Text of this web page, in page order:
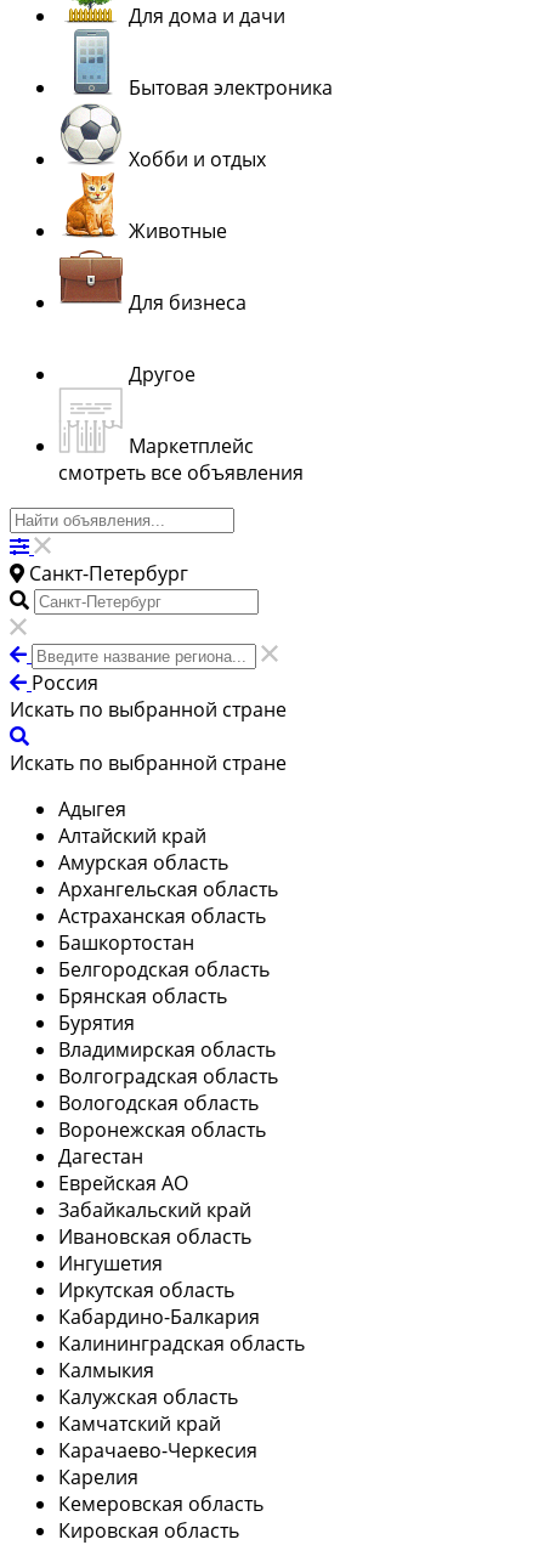
Для дома и дачи
Бытовая электроника
Хобби и отдых
Животные
Для бизнеса
Другое
Маркетплейс
смотреть все объявления
Санкт-Петербург
Россия
Искать по выбранной стране
Искать по выбранной стране
Адыгея
Алтайский край
Амурская область
Архангельская область
Астраханская область
Башкортостан
Белгородская область
Брянская область
Бурятия
Владимирская область
Волгоградская область
Вологодская область
Воронежская область
Дагестан
Еврейская АО
Забайкальский край
Ивановская область
Ингушетия
Иркутская область
Кабардино-Балкария
Калининградская область
Калмыкия
Калужская область
Камчатский край
Карачаево-Черкесия
Карелия
Кемеровская область
Кировская область